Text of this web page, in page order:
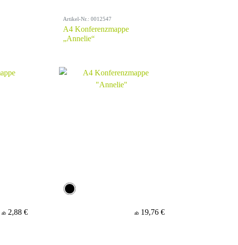
ab 2,88 €
Artikel-Nr.: 0012547
A4 Konferenzmappe
„Annelie“
ab 19,76 €